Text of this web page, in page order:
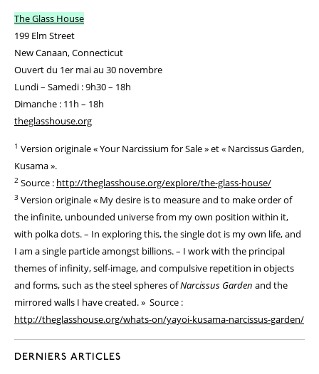
The Glass House
199 Elm Street
New Canaan, Connecticut
Ouvert du 1er mai au 30 novembre
Lundi – Samedi : 9h30 – 18h
Dimanche : 11h – 18h
theglasshouse.org
1 Version originale « Your Narcissium for Sale » et « Narcissus Garden,
Kusama ».
2 Source : http://theglasshouse.org/explore/the-glass-house/
3 Version originale « My desire is to measure and to make order of
the infinite, unbounded universe from my own position within it,
with polka dots. – In exploring this, the single dot is my own life, and
I am a single particle amongst billions. – I work with the principal
themes of infinity, self-image, and compulsive repetition in objects
and forms, such as the steel spheres ofNarcissus Garden and the
mirrored walls I have created. » Source :
http://theglasshouse.org/whats-on/yayoi-kusama-narcissus-garden/
DERNIERS ARTICLES